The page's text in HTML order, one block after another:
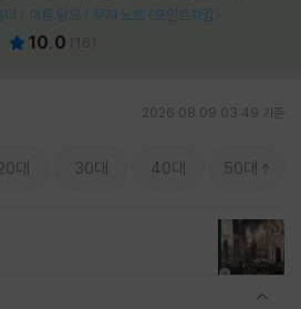
/ 여름 담요 / 무지 노트 (포인트차감)
10.0
2026.08.09 03:49 기준
대 30대 40대 50대